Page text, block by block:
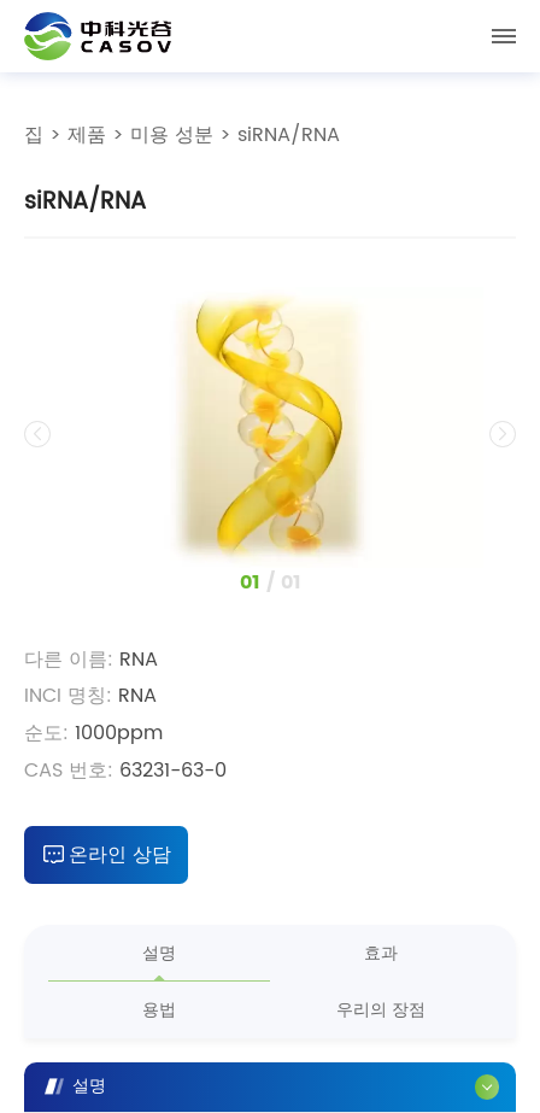
집 > 제품 > 미용 성분 > siRNA/RNA
siRNA/RNA
1 / 1
다른 이름: RNA
INCI 명칭: RNA
순도: 1000ppm
CAS 번호: 63231-63-0
온라인 상담
설명 효과
용법 우리의 장점
설명